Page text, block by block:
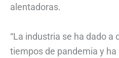
alentadoras.
“La industria se ha dado a
tiempos de pandemia y